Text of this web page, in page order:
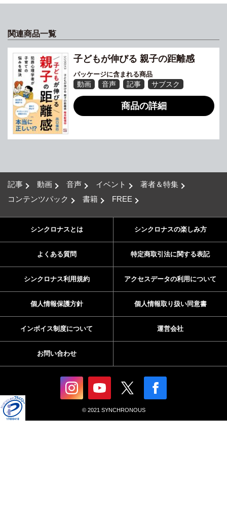
関連商品一覧
子どもが伸びる 親子の距離感
パッケージに含まれる商品
動画 音声 記事 サブスク
商品の詳細
記事 動画 音声 イベント
著者＆特集
コンテンツパック
書籍 FREE
シンクロナスとは シンクロナスの楽しみ方
よくある質問 特定商取引法に関する表記
シンクロナス利用規約 アクセスデータの利用について
個人情報保護方針 個人情報取り扱い同意書
インボイス制度について 運営会社
お問い合わせ
© 2021 SYNCHRONOUS